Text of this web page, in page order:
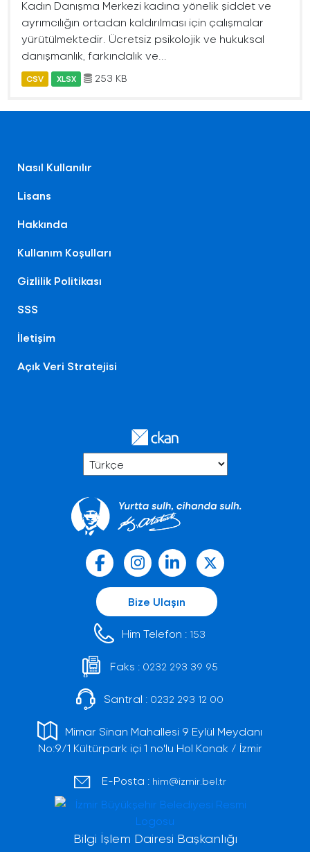
Kadın Danışma Merkezi kadına yönelik şiddet ve
ayrımcılığın ortadan kaldırılması için çalışmalar
yürütülmektedir. Ücretsiz psikolojik ve hukuksal
danışmanlık, farkındalık ve...
CSV XLSX 253 KB
Nasıl Kullanılır
Lisans
Hakkında
Kullanım Koşulları
Gizlilik Politikası
SSS
İletişim
Açık Veri Stratejisi
Bize Ulaşın
Him Telefon : 153
Faks : 0232 293 39 95
Santral : 0232 293 12 00
Mimar Sinan Mahallesi 9 Eylül Meydanı
No:9/1 Kültürpark içi 1 no'lu Hol Konak / İzmir
E-Posta : him@izmir.bel.tr
Bilgi İşlem Dairesi Başkanlığı